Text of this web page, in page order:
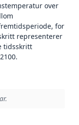
over
for
representerer
tidsskritt